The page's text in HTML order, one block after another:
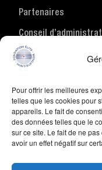
Pour offrir les meilleures
telles que les cookies pour
appareils. Le fait de
des données telles que le
sur ce site. Le fait de ne
avoir un effet négatif sur
Partenaires
Conseil
Nous joindre
ACTIVITÉS
Accueil
Lauréats
Événements